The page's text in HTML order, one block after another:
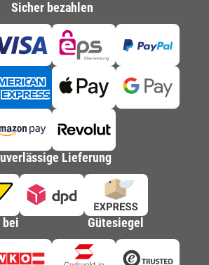
Sicher bezahlen
Lieferung
Gütesiegel